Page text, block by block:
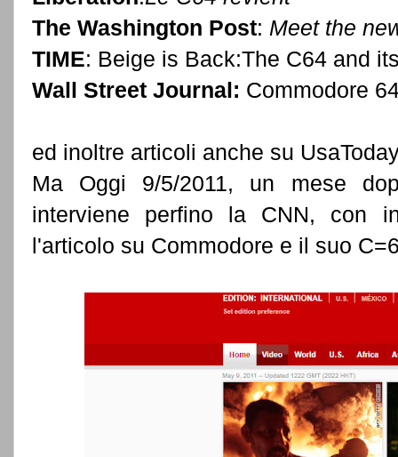
The Washington Post: Meet the
TIME: Beige is Back:The C64 and
Wall Street Journal: Commodore
ed inoltre articoli anche su
Ma Oggi 9/5/2011, un mese
interviene perfino la CNN, con
l'articolo su Commodore e il suo